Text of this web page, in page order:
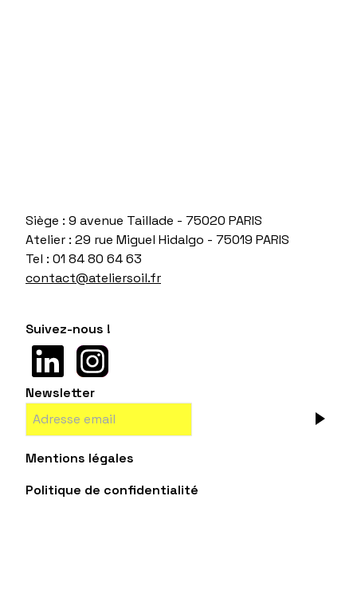
Siège : 9 avenue Taillade - 75020 PARIS
Atelier : 29 rue Miguel Hidalgo - 75019 PARIS
Tel : 01 84 80 64 63
contact@ateliersoil.fr
Suivez-nous !
Newsletter
Mentions légales
Politique de confidentialité